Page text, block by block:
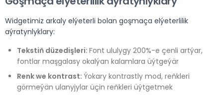
Widgetimiz arkaly elýeterli bolan goşmaça elýeterlilik
aýratynlyklary:
Tekstiň düzedişleri: Font ululygy 200%-e çenli artýar,
fontlar maşgalasy okalýan kalamlara üýtgeýär
Renk we kontrast: Ýokary kontrastly mod, reňkleri
görmeýän ulanyjylar üçin reňkleri üýtgetmek